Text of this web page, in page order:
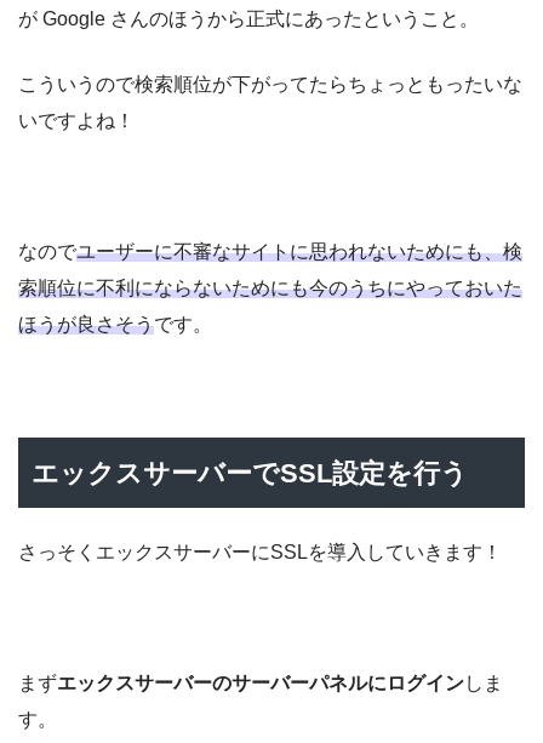
が Google さんのほうから正式にあったということ。
こういうので検索順位が下がってたらちょっともったいな
いですよね！
なのでユーザーに不審なサイトに思われないためにも、検
索順位に不利にならないためにも今のうちにやっておいた
ほうが良さそうです。
エックスサーバーでSSL設定を行う
さっそくエックスサーバーにSSLを導入していきます！
まずエックスサーバーのサーバーパネルにログインしま
す。